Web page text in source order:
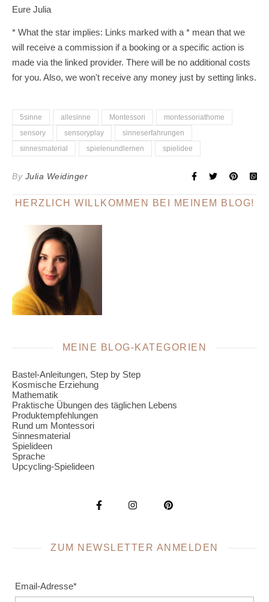
Eure Julia
* What the star implies: Links marked with a * mean that we
will receive a commission if a booking or a specific action is
made via the linked provider. There will be no additional costs
for you. Also, we won't receive any money just by setting links.
5sinne allesinne Montessori
montessoriathome
sensory
sensoryplay
sinneserfahrungen
sinnesmaterial
spielenundlernen spielidee
By Julia Weidinger
HERZLICH WILLKOMMEN BEI MEINEM BLOG!
MEINE BLOG-KATEGORIEN
Bastel-Anleitungen, Step by Step
Kosmische Erziehung
Mathematik
Praktische Übungen des täglichen Lebens
Produktempfehlungen
Rund um Montessori
Sinnesmaterial
Spielideen
Sprache
Upcycling-Spielideen
ZUM NEWSLETTER ANMELDEN
Email-Adresse*